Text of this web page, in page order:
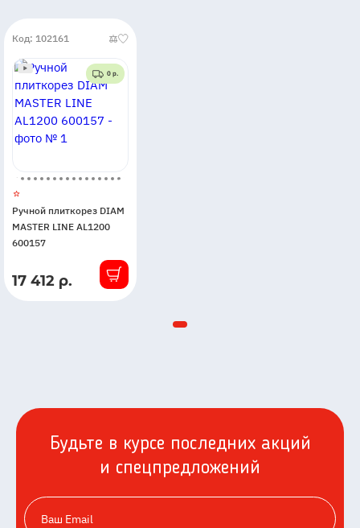
Код: 102161
0 р.
Ручной плиткорез DIAM
MASTER LINE AL1200
600157
В
17 412 р.
Будьте в курсе последних акций
и спецпредложений